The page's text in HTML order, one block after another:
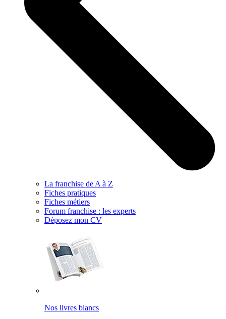
La franchise de A à Z
Fiches pratiques
Fiches métiers
Forum franchise : les experts
Déposez mon CV
Nos livres blancs